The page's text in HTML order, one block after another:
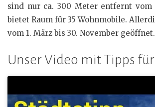
sind nur ca. 300 Meter entfernt vom
bietet Raum für 35 Wohnmobile.
vom 1. März bis 30. November
Unser Video mit Tipps